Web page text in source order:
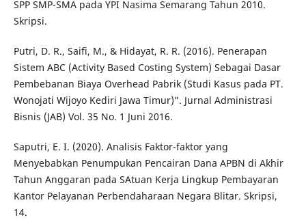
SPP SMP-SMA pada YPI Nasima Semarang Tahun 2010.
Skripsi.
Putri, D. R., Saifi, M., & Hidayat, R. R. (2016). Penerapan
Sistem ABC (Activity Based Costing System) Sebagai Dasar
Pembebanan Biaya Overhead Pabrik (Studi Kasus pada PT.
Wonojati Wijoyo Kediri Jawa Timur)”. Jurnal Administrasi
Bisnis (JAB) Vol. 35 No. 1 Juni 2016.
Saputri, E. I. (2020). Analisis Faktor-faktor yang
Menyebabkan Penumpukan Pencairan Dana APBN di Akhir
Tahun Anggaran pada SAtuan Kerja Lingkup Pembayaran
Kantor Pelayanan Perbendaharaan Negara Blitar. Skripsi,
14.